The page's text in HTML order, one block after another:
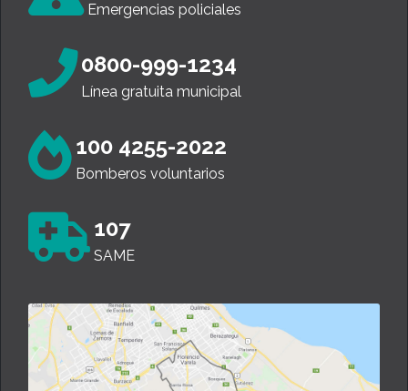
Emergencias policiales
0800-999-1234
Línea gratuita municipal
100 4255-2022
Bomberos voluntarios
107
SAME